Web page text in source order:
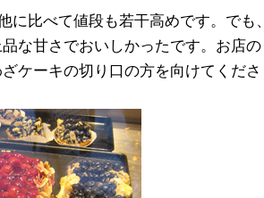
比べて値段も若干高めです。でも、
な甘さでおいしかったです。お店の
ケーキの切り口の方を向けてくださ